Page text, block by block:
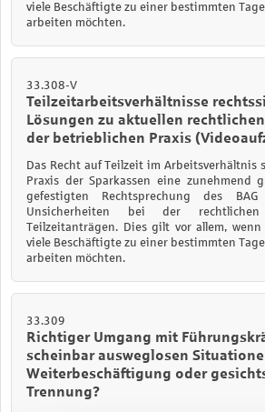
viele Beschäftigte zu einer bestimmten
arbeiten möchten.
33.308-V
Teilzeitarbeitsverhältnisse
Lösungen zu aktuellen
der betrieblichen Praxis
Das Recht auf Teilzeit im Arbeitsverhältnis
Praxis der Sparkassen eine zunehmend
gefestigten Rechtsprechung des
Unsicherheiten bei der
Teilzeitanträgen. Dies gilt vor allem,
viele Beschäftigte zu einer bestimmten
arbeiten möchten.
33.309
Richtiger Umgang mit
scheinbar ausweglosen
Weiterbeschäftigung oder
Trennung?